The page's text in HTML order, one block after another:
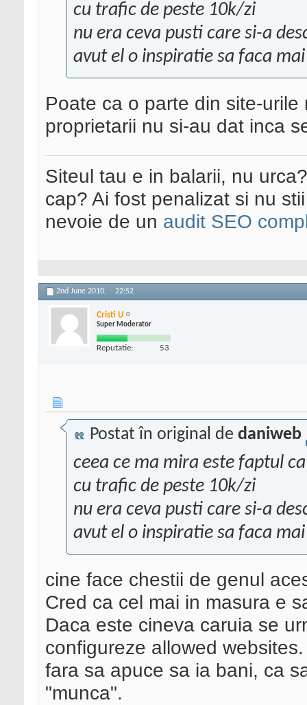
cu trafic de peste 10k/zi
nu era ceva pusti care si-a
avut el o inspiratie sa faca
Poate ca o parte din site-
proprietarii nu si-au dat inca
Siteul tau e in balarii, nu
cap? Ai fost penalizat si nu
nevoie de un audit SEO
2nd June 2010, 22:52
Cristi U
Super Moderator
Reputatie: 53
Postat în original de daniweb
ceea ce ma mira este faptul
cu trafic de peste 10k/zi
nu era ceva pusti care si-a
avut el o inspiratie sa faca
cine face chestii de genul
Cred ca cel mai in masura e
Daca este cineva caruia se
configureze allowed
fara sa apuce sa ia bani, ca
"munca".